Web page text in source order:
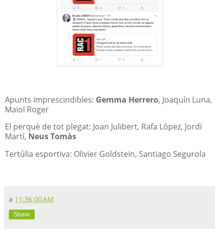
Apunts imprescindibles: Gemma Herrero, Joaquín Luna,
Maiol Roger
El perquè de tot plegat: Joan Julibert, Rafa López, Jordi
Martí, Neus Tomàs
Tertúlia esportiva: Olivier Goldstein, Santiago Segurola
a 11:36:00 AM
Share